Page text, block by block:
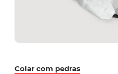
Colar com pedras